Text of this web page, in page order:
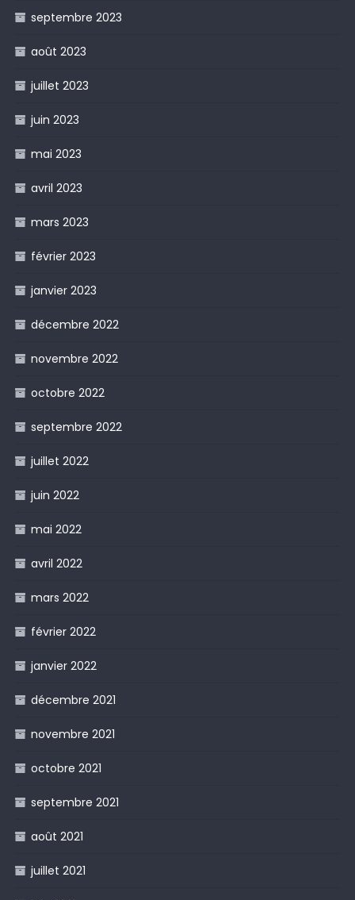
septembre 2023
août 2023
juillet 2023
juin 2023
mai 2023
avril 2023
mars 2023
février 2023
janvier 2023
décembre 2022
novembre 2022
octobre 2022
septembre 2022
juillet 2022
juin 2022
mai 2022
avril 2022
mars 2022
février 2022
janvier 2022
décembre 2021
novembre 2021
octobre 2021
septembre 2021
août 2021
juillet 2021